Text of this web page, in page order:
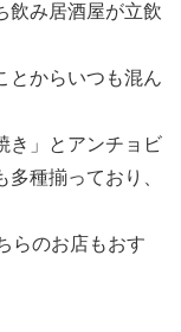
飲み居酒屋が立飲
とからいつも混ん
き」とアンチョビ
種揃っており、
らのお店もおす